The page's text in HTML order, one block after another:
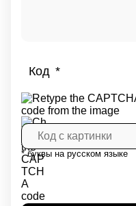
Код
* буквы на русском языке